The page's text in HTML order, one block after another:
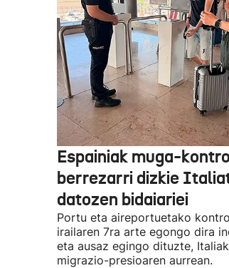
Espainiak muga-
berrezarri dizkie
datozen bidaiariei
Portu eta aireportuetako
irailaren 7ra arte egongo dira
eta ausaz egingo dituzte,
migrazio-presioaren aurrean.